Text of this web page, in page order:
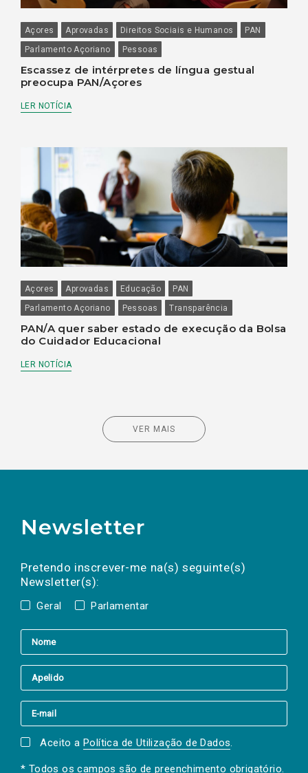
Açores Aprovadas Direitos Sociais e Humanos
PAN
Parlamento Açoriano
Pessoas
Escassez de intérpretes de língua gestual
preocupa PAN/Açores
LER NOTÍCIA
Açores Aprovadas Educação
PAN
Parlamento Açoriano
Pessoas Transparência
PAN/A quer saber estado de execução da Bolsa
do Cuidador Educacional
LER NOTÍCIA
VER MAIS
Newsletter
Pretendo inscrever-me na(s) seguinte(s)
Newsletter(s):
Geral Parlamentar
a(s) newsletter(s).
mail
Aceito a Política de Utilização de Dados.
* Todos os campos são de preenchimento obrigatório.